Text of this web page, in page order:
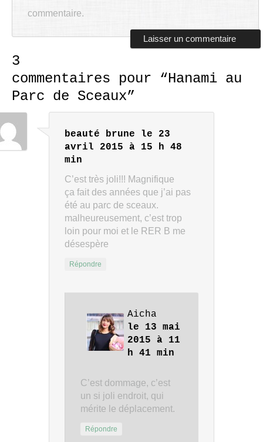
commentaire.
3
commentaires pour “Hanami au
Parc de Sceaux”
beauté brune
le 23
avril 2015 à 15 h 48
min
C’est très joli!!! Magnifique
ça fait des années que j’ai pas
été au parc de sceaux.
malheureusement, c’est trop
loin pour moi et le RER B me
désespère
Répondre
Aicha
le 13 mai
2015 à 11
h 41 min
C’est dommage, c’est
un si joli endroit, qui
mérite le déplacement.
Répondre